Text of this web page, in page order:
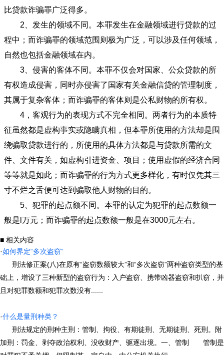
比贷款诈骗罪广泛得多。
2、发生的领域不同。本罪发生在金融领域进行贷款的过
程中；而诈骗罪的领域范围则极为广泛，可以涉及任何领域，
自然也包括金融领域在内。
3、侵害的客体不同。本罪不仅会对国家、公众贷款的所
有权造成侵害，同时亦侵害了国家有关金融信贷的管理制度，
其属于复杂客体；而诈骗罪的客体则是公私财物的所有权。
4，客观行为的表现方式不完全相同。两者行为的本质特
征虽然都是虚构事实或隐瞒真相，但本罪所使用的方法却是围
绕骗取贷款进行的，所使用的具体方法都是与贷款所需的文
件、文件有关，如虚构引进资金、项目；使用虚假的经济合同
等等就是如此；而诈骗罪的行为方式更多样化，有时仅凭其三
寸不烂之舌便可达到骗取他人财物的目的。
5、犯罪的起点额不同。本罪的认定为犯罪的起点数额一
般是l万元；而诈骗罪的起点数额一般是在3000元左右。
■ 相关内容
·如何界定“多次盗窃”
刑法修正案(八)在原有“盗窃数额较大”和“多次盗窃”两种盗窃类型的基
础上，增设了三种新型的盗窃行为：入户盗窃、携带凶器盗窃和扒窃，并
且对犯罪数额和犯罪次数没有......
·什么是量刑种类？
刑法规定的刑种主刑：管制、拘役、有期徒刑、无期徒刑、死刑。附
加刑：罚金、剥夺政治权利、没收财产、驱逐出境。一、管制 管制是